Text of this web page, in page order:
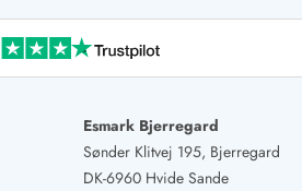
Esmark Bjerregard
Sønder Klitvej 195, Bjerregard
DK-6960 Hvide Sande